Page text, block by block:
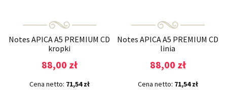
Notes APICA A5 PREMIUM CD
kropki
88,00 zł
Cena netto: 71,54 zł
Notes APICA A5 PREMIUM CD
linia
88,00 zł
Cena netto: 71,54 zł